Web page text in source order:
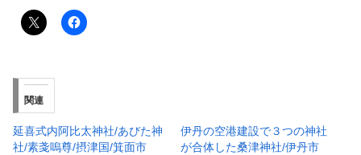
関連
延喜式内阿比太神社/あびた神
社/素戔嗚尊/摂津国/箕面市
伊丹の空港建設で３つの神社
が合体した桑津神社/伊丹市